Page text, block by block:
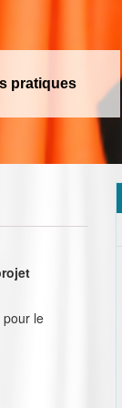
pratiques
pour le